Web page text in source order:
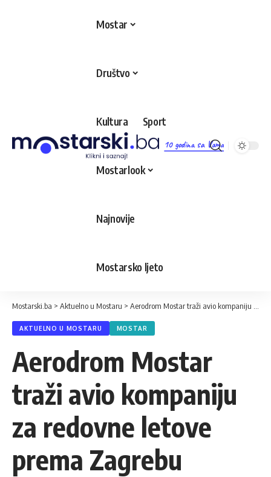
10 godina sa Vama
Mostar
Društvo
Kultura Sport
Mostarlook
Najnovije
Mostarsko ljeto
Mostarski.ba > Aktuelno u Mostaru > Aerodrom Mostar traži avio kompaniju za redovne letove prema Zagrebu
AKTUELNO U MOSTARU MOSTAR
Aerodrom Mostar
traži avio kompaniju
za redovne letove
prema Zagrebu